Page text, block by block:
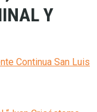
Continua San Luis
Y